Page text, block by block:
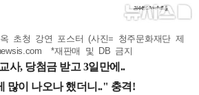
초청 강연 포스터 (사진= 청주문화재단 제
*재판매 및 DB 금지